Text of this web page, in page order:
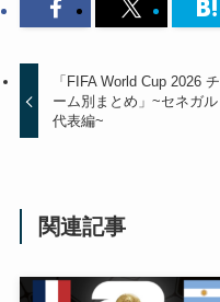
「FIFA World Cup 2026 チ
ーム別まとめ」~セネガル
代表編~
関連記事